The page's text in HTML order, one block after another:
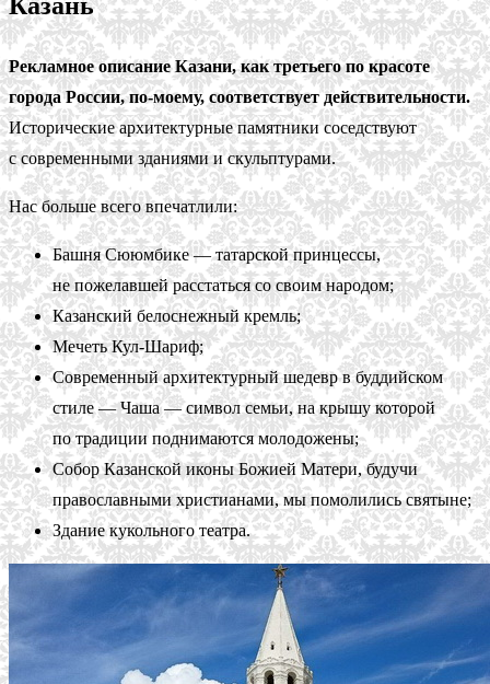
Рекламное описание Казани, как третьего по красоте
города России, по-моему, соответствует действительности.
Исторические архитектурные памятники соседствуют
с современными зданиями и скульптурами.
Нас больше всего впечатлили:
Башня Сююмбике — татарской принцессы,
не пожелавшей расстаться со своим народом;
Казанский белоснежный кремль;
Мечеть Кул-Шариф;
Современный архитектурный шедевр в буддийском
стиле — Чаша — символ семьи, на крышу которой
по традиции поднимаются молодожены;
Собор Казанской иконы Божией Матери, будучи
православными христианами, мы помолились святыне;
Здание кукольного театра.